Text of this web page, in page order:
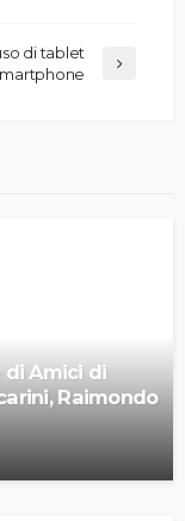
di tablet
di Amici di
Raimondo